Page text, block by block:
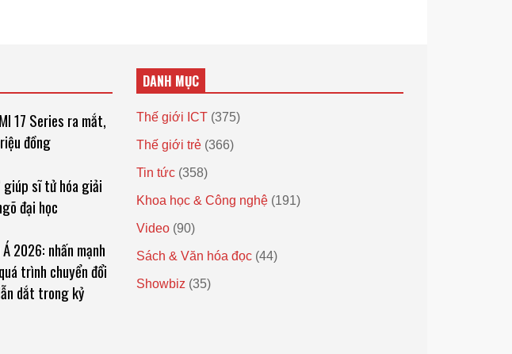
17 Series ra mắt,
đồng
giúp sĩ tử hóa giải
đại học
2026: nhấn mạnh
trình chuyển đổi
dắt trong kỷ
DANH MỤC
Thế giới ICT (375)
Thế giới trẻ (366)
Tin tức (358)
Khoa học & Công nghệ (191)
Video (90)
Sách & Văn hóa đọc (44)
Showbiz (35)